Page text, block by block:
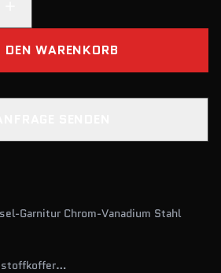
DEN WARENKORB
Garnitur Chrom-Vanadium Stahl